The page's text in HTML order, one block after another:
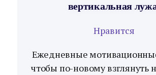
вертикальная
Нравится
Ежедневные
чтобы по-новому взглянуть